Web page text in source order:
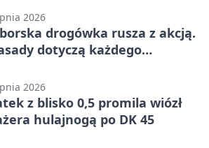
2026
drogówka rusza z akcją.
dotyczą każdego
2026
z blisko 0,5 promila wiózł
hulajnogą po DK 45